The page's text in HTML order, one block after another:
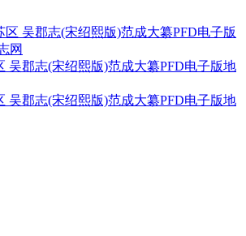
吴郡志(宋绍熙版)范成大纂PFD电子版地
吴郡志(宋绍熙版)范成大纂PFD电子版地